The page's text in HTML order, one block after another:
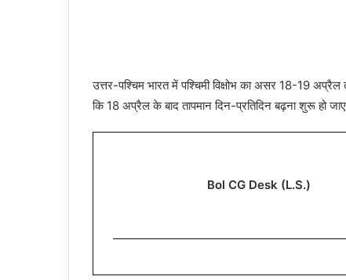
उत्तर-पश्चिम भारत में पश्चिमी विक्षोभ का असर 18-19
कि 18 अप्रैल के बाद तापमान दिन-प्रतिदिन बढ़ना शुरू हो
Bol CG Desk (L.S.)